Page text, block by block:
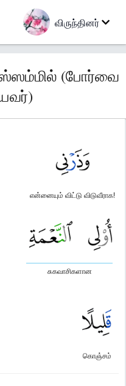
விருந்தினர்
(போர்வை
என்னையும் விட்டு விடுவீராக!
சுகவாசிகளான
கொஞ்சம்